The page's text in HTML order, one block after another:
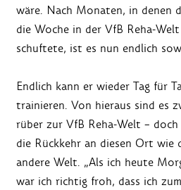
wäre. Nach Monaten, in denen
die Woche in der VfB Reha-
schuftete, ist es nun endlich
Endlich kann er wieder Tag für
trainieren. Von hieraus sind es
rüber zur VfB Reha-Welt –
die Rückkehr an diesen Ort wie
andere Welt. „Als ich heute
war ich richtig froh, dass ich